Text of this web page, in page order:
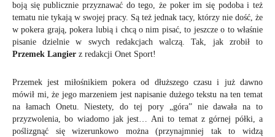
boją się publicznie przyznawać do tego, że poker im się podoba i też
tematu nie tykają w swojej pracy. Są też jednak tacy, którzy nie dość, że
w pokera grają, pokera lubią i chcą o nim pisać, to jeszcze o to właśnie
pisanie dzielnie w swych redakcjach walczą. Tak, jak zrobił to
Przemek Langier z redakcji Onet Sport!
Przemek jest miłośnikiem pokera od dłuższego czasu i już dawno
mówił mi, że jego marzeniem jest napisanie dużego tekstu na ten temat
na łamach Onetu. Niestety, do tej pory „góra” nie dawała na to
przyzwolenia, bo wiadomo jak jest… Ani to temat z górnej półki, a
poślizgnąć się wizerunkowo można (przynajmniej tak to widzą